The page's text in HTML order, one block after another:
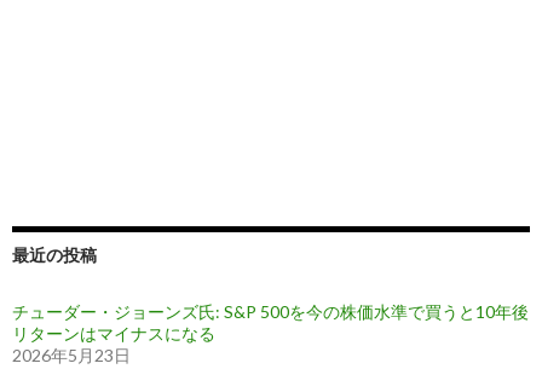
最近の投稿
チューダー・ジョーンズ氏: S&P 500を今の株価水準で買うと10年後
リターンはマイナスになる
2026年5月23日